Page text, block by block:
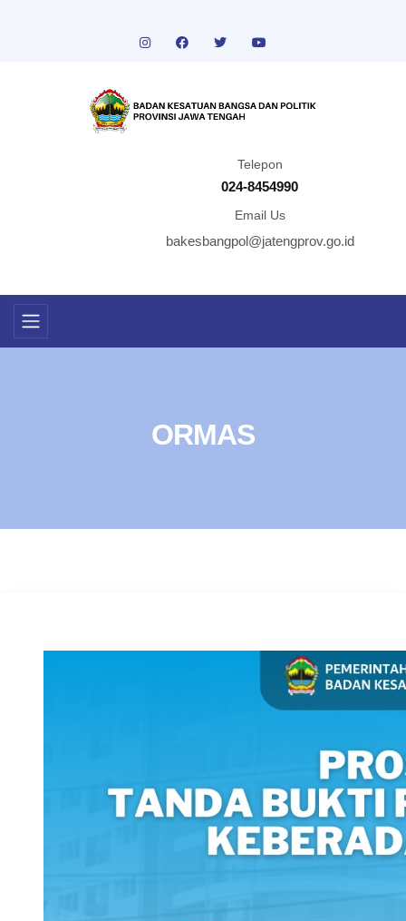
Telepon
024-8454990
Email Us
bakesbangpol@jatengprov.go.id
ORMAS